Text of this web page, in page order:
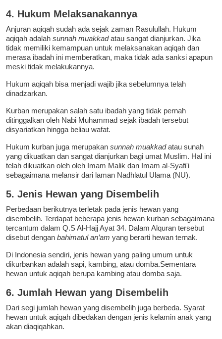
4. Hukum Melaksanakannya
Anjuran aqiqah sudah ada sejak zaman Rasulullah. Hukum
aqiqah adalah sunnah muakkadatau sangat dianjurkan. Jika
tidak memiliki kemampuan untuk melaksanakan aqiqah dan
merasa ibadah ini memberatkan, maka tidak ada sanksi apapun
meski tidak melakukannya.
Hukum aqiqah bisa menjadi wajib jika sebelumnya telah
dinadzarkan.
Kurban merupakan salah satu ibadah yang tidak pernah
ditinggalkan oleh Nabi Muhammad sejak ibadah tersebut
disyariatkan hingga beliau wafat.
Hukum kurban juga merupakan sunnah muakkadatau sunah
yang dikuatkan dan sangat dianjurkan bagi umat Muslim. Hal ini
telah dikuatkan oleh oleh Imam Malik dan Imam al-Syafi'i
sebagaimana melansir dari laman Nadhlatul Ulama (NU).
5. Jenis Hewan yang Disembelih
Perbedaan berikutnya terletak pada jenis hewan yang
disembelih. Terdapat beberapa jenis hewan kurban sebagaimana
tercantum dalam Q.S Al-Hajj Ayat 34. Dalam Alquran tersebut
disebut dengan bahimatul an’am yang berarti hewan ternak.
Di Indonesia sendiri, jenis hewan yang paling umum untuk
dikurbankan adalah sapi, kambing, atau domba.Sementara
hewan untuk aqiqah berupa kambing atau domba saja.
6. Jumlah Hewan yang Disembelih
Dari segi jumlah hewan yang disembelih juga berbeda. Syarat
hewan untuk aqiqah dibedakan dengan jenis kelamin anak yang
akan diaqiqahkan.